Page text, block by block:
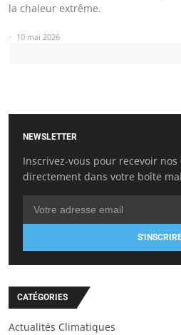
la chaleur extrême.
10 mai 2026
NEWSLETTER
Inscrivez-vous pour recevoir
directement dans votre boîte
CATÉGORIES
Actualités Climatiques